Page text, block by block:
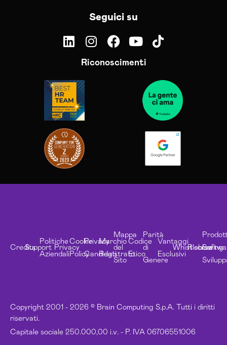
Seguici su
Riconoscimenti
Copyright 2001 - 2026 © Brain Computing S.p.A. Tutti i diritti
riservati.
Capitale sociale 250.000,00 i.v. - P. IVA 06706551006
CreditsSupport
Politiche
Aziendali
Privacy
Cookie
Policy
Privacy
Candidati
Marchio
Registrato
Mappa
del
Sito
Codice
Etico
Parità
di
Genere
Vantaggi
Esclusivi
Whistleblowing
Risorse